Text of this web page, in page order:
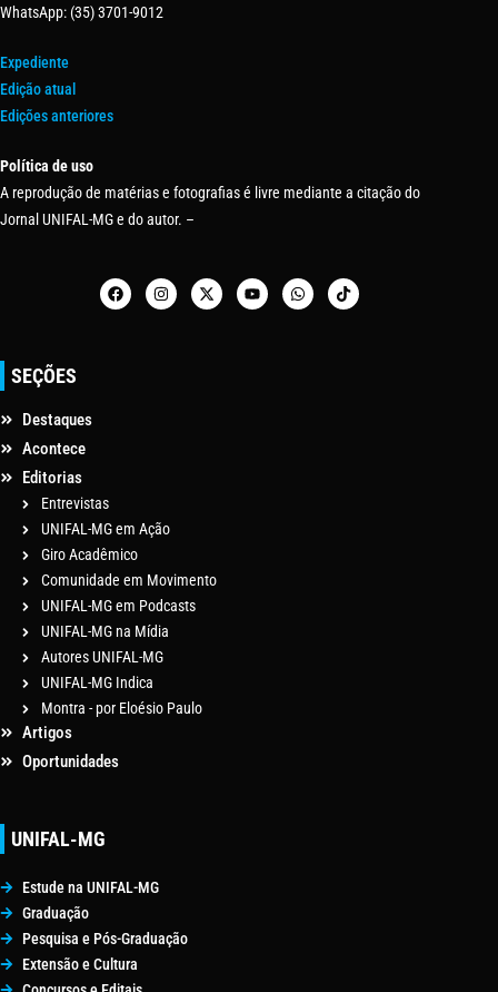
WhatsApp: (35) 3701-9012
Expediente
Edição atual
Edições anteriores
Política de uso
A reprodução de matérias e fotografias é livre mediante a citação do
Jornal UNIFAL-MG e do autor. –
SEÇÕES
Destaques
Acontece
Editorias
Entrevistas
UNIFAL-MG em Ação
Giro Acadêmico
Comunidade em Movimento
UNIFAL-MG em Podcasts
UNIFAL-MG na Mídia
Autores UNIFAL-MG
UNIFAL-MG Indica
Montra - por Eloésio Paulo
Artigos
Oportunidades
UNIFAL-MG
Estude na UNIFAL-MG
Graduação
Pesquisa e Pós-Graduação
Extensão e Cultura